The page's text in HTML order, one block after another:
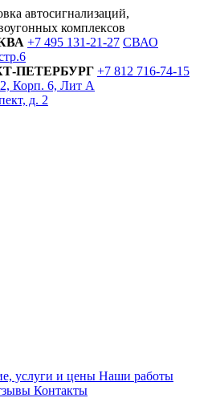
автосигнализаций,
комплексов
+7 495 131-21-27 СВАО
ПЕТЕРБУРГ +7 812 716-74-15
Корп. 6, Лит А
д. 2
услуги и цены Наши работы
Контакты